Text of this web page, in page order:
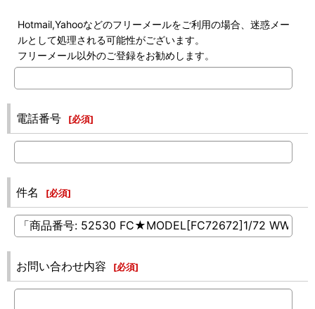
Hotmail,Yahooなどのフリーメールをご利用の場合、迷惑メー
ルとして処理される可能性がございます。
フリーメール以外のご登録をお勧めします。
電話番号 [必須]
件名 [必須]
お問い合わせ内容 [必須]